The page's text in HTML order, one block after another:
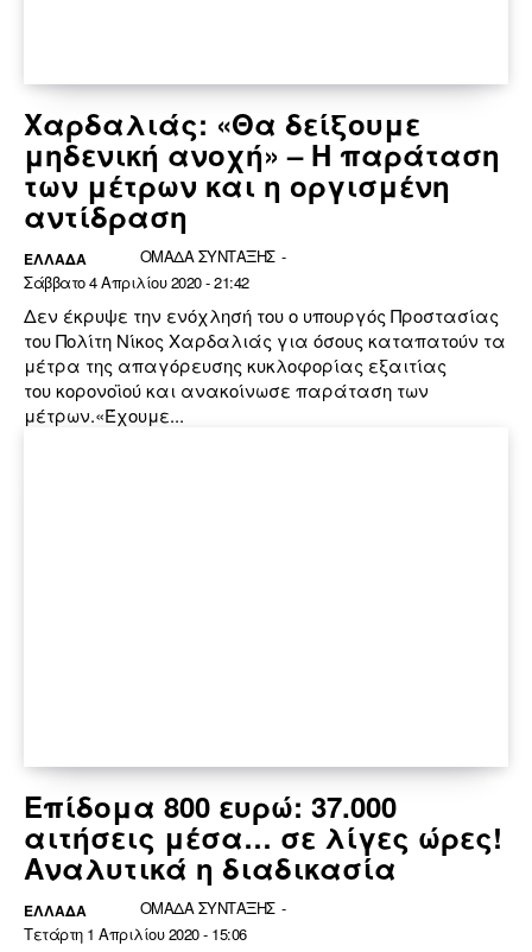
Χαρδαλιάς: «Θα δείξουμε
μηδενική ανοχή» – Η παράταση
των μέτρων και η οργισμένη
αντίδραση
ΕΛΛΆΔΑ ΟΜΑΔΑ ΣΥΝΤΑΞΗΣ -
Σάββατο 4 Απριλίου 2020 - 21:42
Δεν έκρυψε την ενόχλησή του ο υπουργός Προστασίας
του Πολίτη Νίκος Χαρδαλιάς για όσους καταπατούν τα
μέτρα της απαγόρευσης κυκλοφορίας εξαιτίας
του κορονοϊού και ανακοίνωσε παράταση των
μέτρων.«Έχουμε...
Επίδομα 800 ευρώ: 37.000
αιτήσεις μέσα… σε λίγες ώρες!
Αναλυτικά η διαδικασία
ΕΛΛΆΔΑ ΟΜΑΔΑ ΣΥΝΤΑΞΗΣ -
Τετάρτη 1 Απριλίου 2020 - 15:06